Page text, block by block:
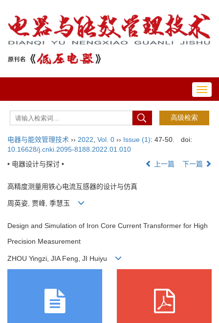
电器与能效管理技术 ›› 2022 Vol. 0 ›› Issue (1): 47-50.
doi:
10.16628/j.cnki.2095-8188.2022.01.010
• 电器设计与探讨 •
上一篇 下一篇
高精度测量用铁心电流互感器的设计与仿真
周英姿, 贾峰, 季慧玉
Design and Simulation of Iron Core Current Transformer for High
Precision Measurement
ZHOU Yingzi, JIA Feng, JI Huiyu